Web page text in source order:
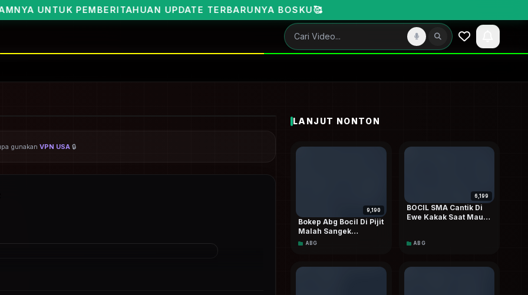
UPDATE TERBARUNYA BOSKU🥰
gunakan VPN USA 🔒
LANJUT NONTON
9,190
Bokep Abg Bocil Di Pijit
Malah Sangek
Berakhir Di Entot Kang
ABG
6,199
BOCIL SMA Cantik Di
Ewe Kakak Saat Mau
ABG